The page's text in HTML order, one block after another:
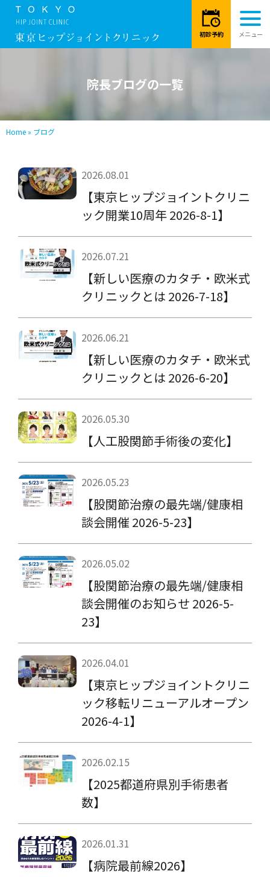
院長ブログの一覧
Home» ブログ
2026.08.01
【東京ヒップジョイントクリニ
ック開業10周年 2026-8-1】
2026.07.21
【新しい医療のカタチ・欧米式
クリニックとは 2026-7-18】
2026.06.21
【新しい医療のカタチ・欧米式
クリニックとは 2026-6-20】
2026.05.30
【人工股関節手術後の変化】
2026.05.23
【股関節治療の最先端/健康相
談会開催 2026-5-23】
2026.05.02
【股関節治療の最先端/健康相
談会開催のお知らせ 2026-5-
23】
2026.04.01
【東京ヒップジョイントクリニ
ック移転リニューアルオープン
2026-4-1】
2026.02.15
【2025都道府県別手術患者
数】
2026.01.31
【病院最前線2026】